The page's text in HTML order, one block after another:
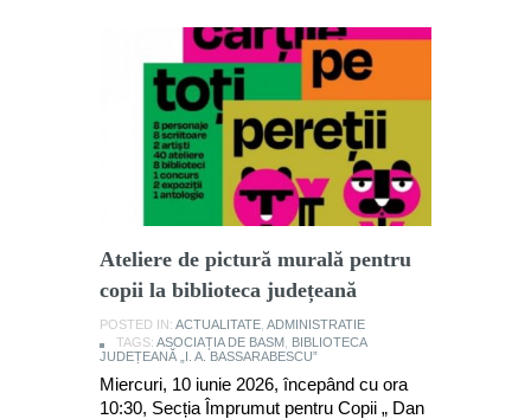
Ateliere de pictură murală pentru
copii la biblioteca județeană
POSTED IN: ACTUALITATE ADMINISTRATIE
TAGS: ASOCIAȚIA DE BASM BIBLIOTECA
JUDEȚEANĂ „I. A. BASSARABESCU”
Miercuri, 10 iunie 2026, începând cu ora
10:30, Secția Împrumut pentru Copii „ Dan